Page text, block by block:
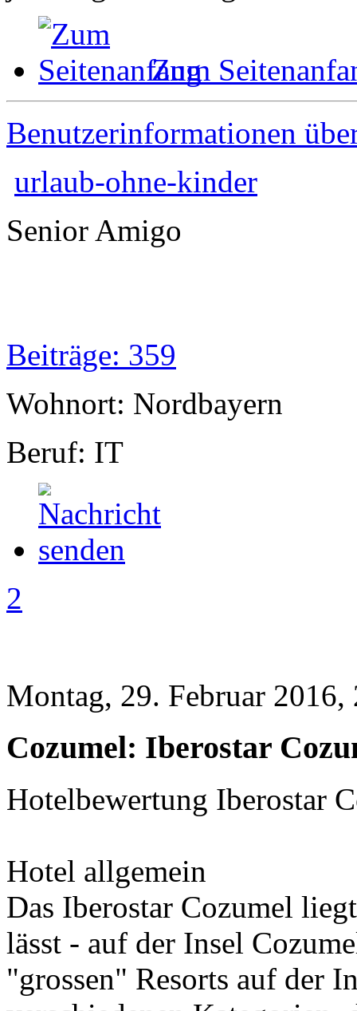
Zum
Benutzerinformationen
urlaub-ohne-kinder
Senior Amigo
Beiträge: 359
Wohnort: Nordbayern
Beruf: IT
2
Montag, 29. Februar 2016,
Cozumel: Iberostar
Hotelbewertung Iberostar
Hotel allgemein
Das Iberostar Cozumel
lässt - auf der Insel
"grossen" Resorts auf der